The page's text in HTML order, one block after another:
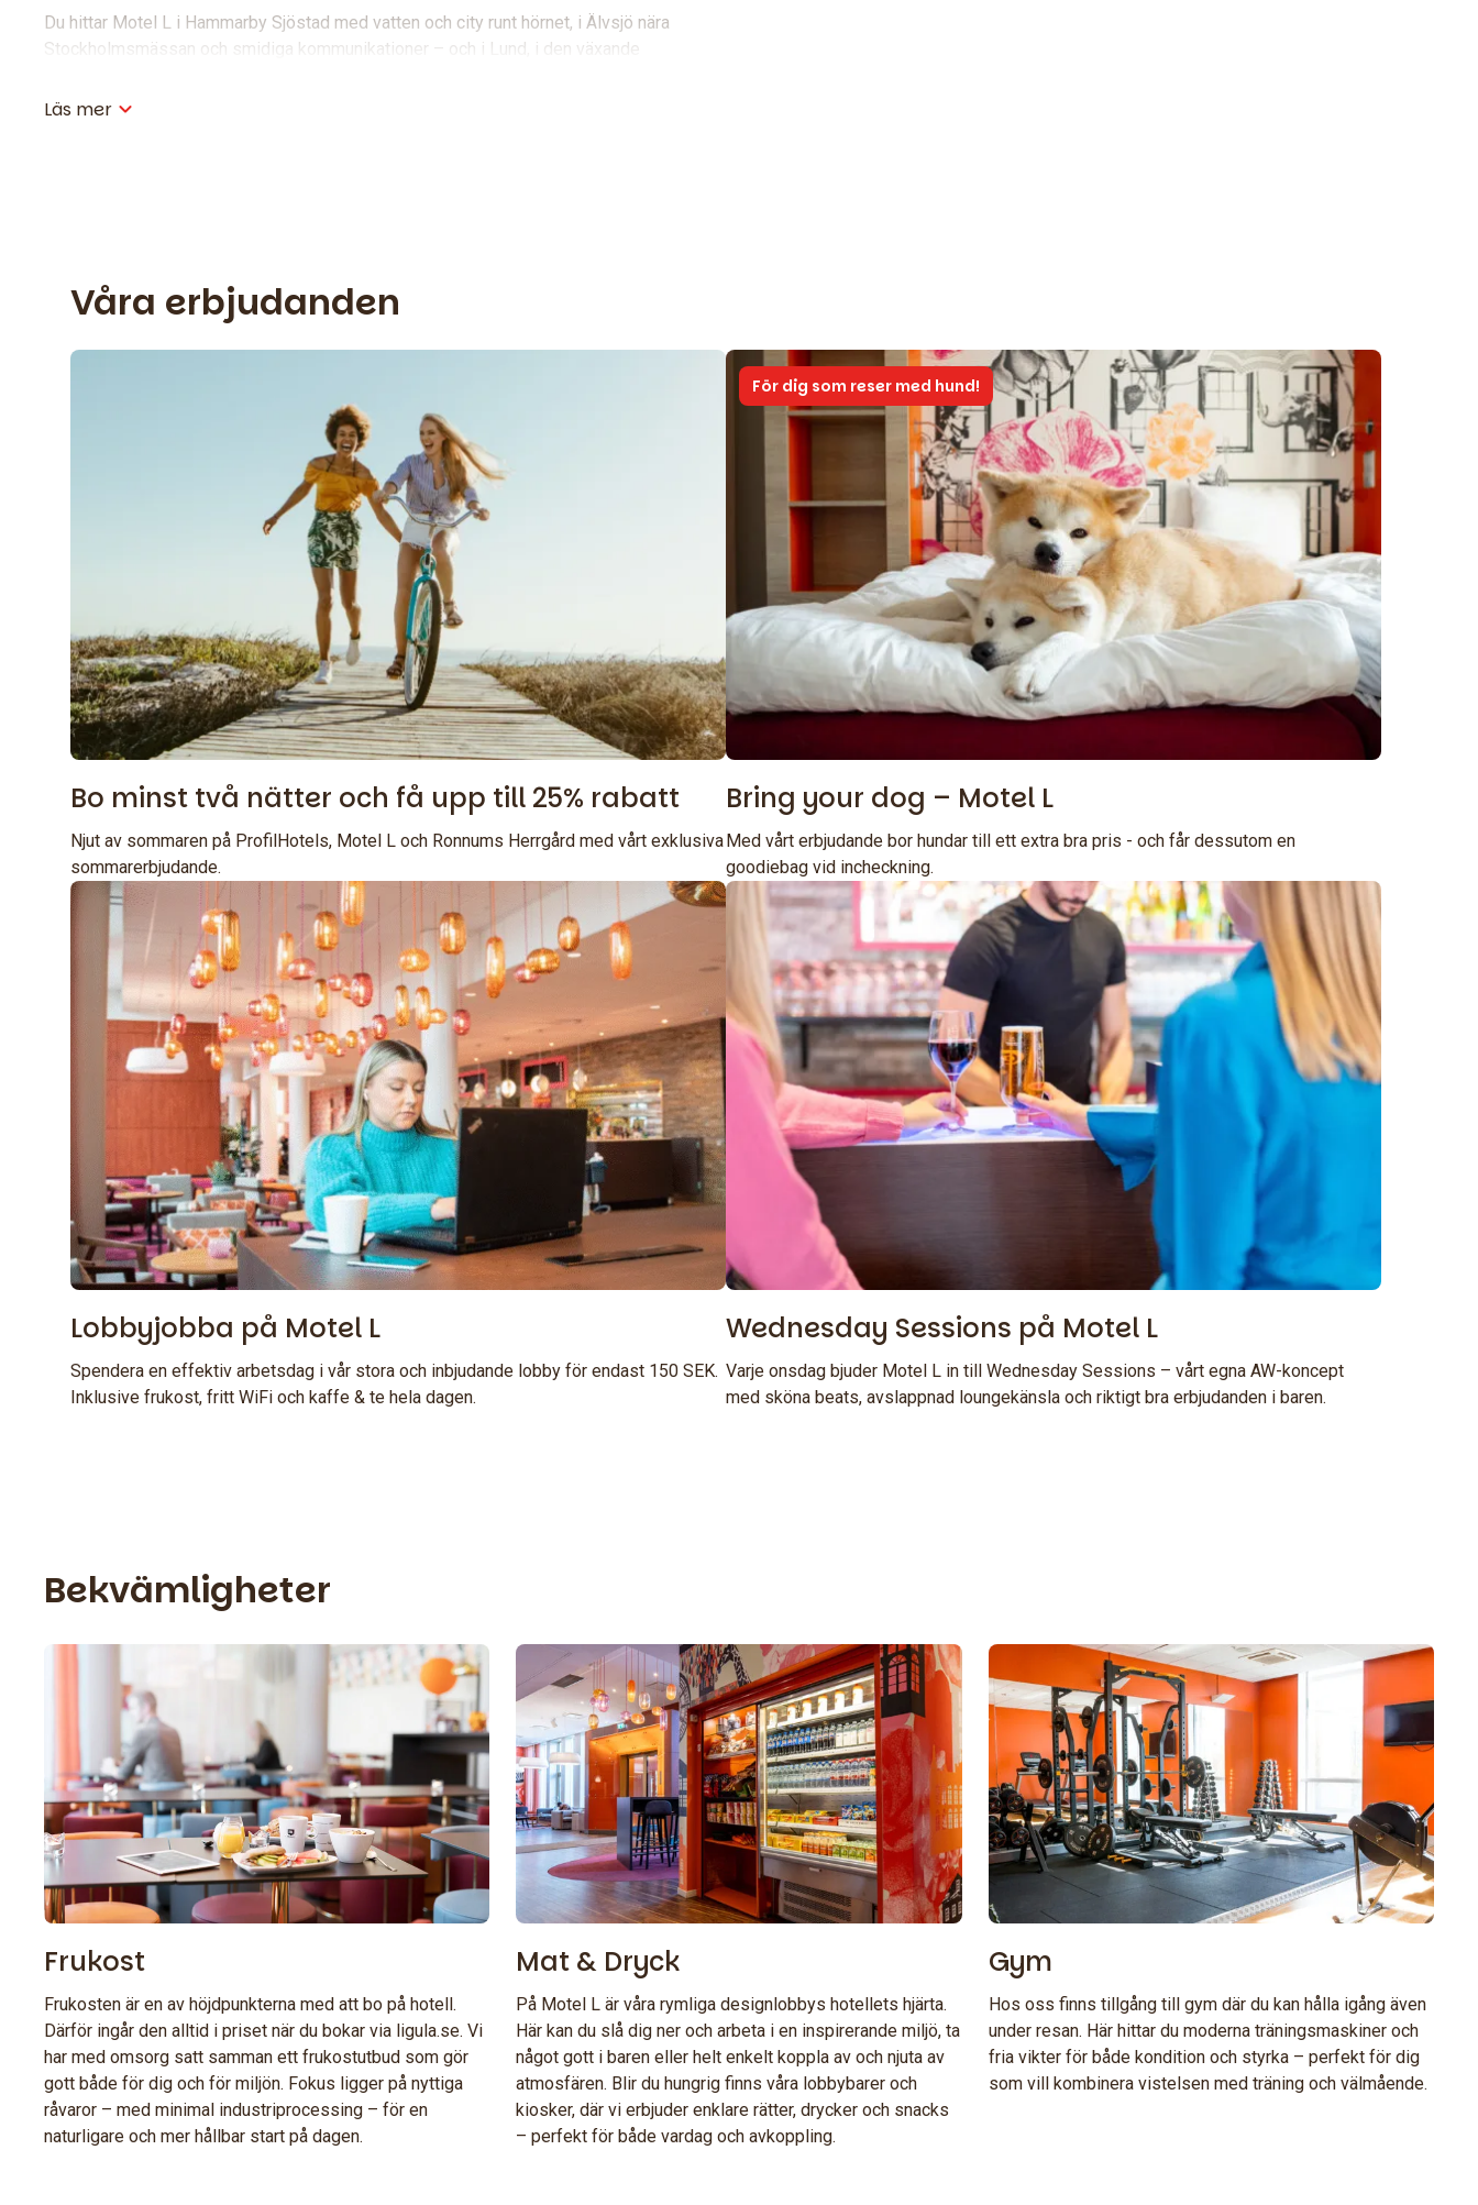
Du hittar Motel L i Hammarby Sjöstad med vatten och city runt hörnet, i Älvsjö nära
Stockholmsmässan och smidiga kommunikationer – och i Lund, i den växande
Läs mer
Våra erbjudanden
Bo minst två nätter och få upp till 25% rabatt
Njut av sommaren på ProfilHotels, Motel L och Ronnums Herrgård med vårt exklusiva
sommarerbjudande.
För dig som reser med hund!
Bring your dog – Motel L
Med vårt erbjudande bor hundar till ett extra bra pris - och får dessutom en
goodiebag vid incheckning.
Lobbyjobba på Motel L
Spendera en effektiv arbetsdag i vår stora och inbjudande lobby för endast 150 SEK.
Inklusive frukost, fritt WiFi och kaffe & te hela dagen.
Wednesday Sessions på Motel L
Varje onsdag bjuder Motel L in till Wednesday Sessions – vårt egna AW-koncept
med sköna beats, avslappnad loungekänsla och riktigt bra erbjudanden i baren.
Bekvämligheter
Frukost
Frukosten är en av höjdpunkterna med att bo på hotell.
Därför ingår den alltid i priset när du bokar via ligula.se. Vi
har med omsorg satt samman ett frukostutbud som gör
gott både för dig och för miljön. Fokus ligger på nyttiga
råvaror – med minimal industriprocessing – för en
naturligare och mer hållbar start på dagen.
Mat & Dryck
På Motel L är våra rymliga designlobbys hotellets hjärta.
Här kan du slå dig ner och arbeta i en inspirerande miljö, ta
något gott i baren eller helt enkelt koppla av och njuta av
atmosfären. Blir du hungrig finns våra lobbybarer och
kiosker, där vi erbjuder enklare rätter, drycker och snacks
– perfekt för både vardag och avkoppling.
Gym
Hos oss finns tillgång till gym där du kan hålla igång även
under resan. Här hittar du moderna träningsmaskiner och
fria vikter för både kondition och styrka – perfekt för dig
som vill kombinera vistelsen med träning och välmående.